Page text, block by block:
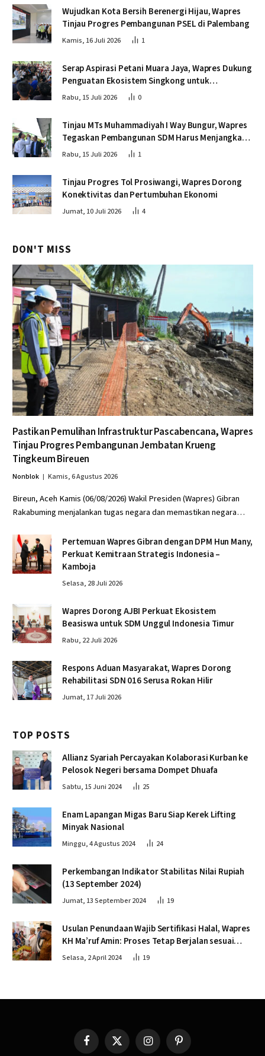
Wujudkan Kota Bersih Berenergi Hijau, Wapres
Tinjau Progres Pembangunan PSEL di Palembang
Kamis, 16 Juli 2026 1
Serap Aspirasi Petani Muara Jaya, Wapres Dukung
Penguatan Ekosistem Singkong untuk
Swasembada Pangan
Rabu, 15 Juli 2026 0
Tinjau MTs Muhammadiyah I Way Bungur, Wapres
Tegaskan Pembangunan SDM Harus Menjangkau
Seluruh Sekolah
Rabu, 15 Juli 2026 1
Tinjau Progres Tol Prosiwangi, Wapres Dorong
Konektivitas dan Pertumbuhan Ekonomi
Jumat, 10 Juli 2026 4
DON'T MISS
Pastikan Pemulihan Infrastruktur Pascabencana, Wapres
Tinjau Progres Pembangunan Jembatan Krueng
Tingkeum Bireuen
Nonblok Kamis, 6 Agustus 2026
Bireun, Aceh Kamis (06/08/2026) Wakil Presiden (Wapres) Gibran
Rakabuming menjalankan tugas negara dan memastikan negara…
Pertemuan Wapres Gibran dengan DPM Hun Many,
Perkuat Kemitraan Strategis Indonesia –
Kamboja
Selasa, 28 Juli 2026
Wapres Dorong AJBI Perkuat Ekosistem
Beasiswa untuk SDM Unggul Indonesia Timur
Rabu, 22 Juli 2026
Respons Aduan Masyarakat, Wapres Dorong
Rehabilitasi SDN 016 Serusa Rokan Hilir
Jumat, 17 Juli 2026
TOP POSTS
Allianz Syariah Percayakan Kolaborasi Kurban ke
Pelosok Negeri bersama Dompet Dhuafa
Sabtu, 15 Juni 2024 25
Enam Lapangan Migas Baru Siap Kerek Lifting
Minyak Nasional
Minggu, 4 Agustus 2024 24
Perkembangan Indikator Stabilitas Nilai Rupiah
(13 September 2024)
Jumat, 13 September 2024 19
Usulan Penundaan Wajib Sertifikasi Halal, Wapres
KH Ma’ruf Amin: Proses Tetap Berjalan sesuai
Penahapan
Selasa, 2 April 2024 19
FacebookX
InstagramPinterest